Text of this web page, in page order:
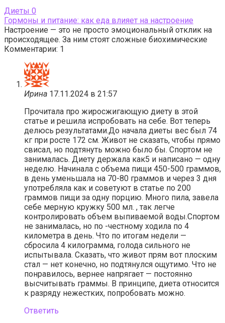
Диеты 0
Гормоны и питание: как еда влияет на настроение
Настроение — это не просто эмоциональный отклик на
происходящее. За ним стоят сложные биохимические
Комментарии: 1
Ирина 17.11.2024 в 21:57
Прочитала про жиросжигающую диету в этой
статье и решила испробовать на себе. Вот теперь
делюсь результатами.До начала диеты вес был 74
кг при росте 172 см. Живот не сказать, чтобы прямо
свисал, но подтянуть можно было бы. Спортом не
занималась. Диету держала как5 и написано — одну
неделю. Начинала с объема пищи 450-500 граммов,
в день уменьшала на 70-80 граммов и через 3 дня
употребляла как и советуют в статье по 200
граммов пищи за одну порцию. Много пила, завела
себе мерную кружку 500 мл. , так легче
контролировать объем выпиваемой воды.Спортом
не занималась, но по -честному ходила по 4
километра в день. Что по итогам недели —
сбросила 4 килограмма, голода сильного не
испытывала. Сказать, что живот прям вот плоским
стал — нет конечно, но подтянулся ощутимо. Что не
понравилось, вернее напрягает — постоянно
высчитывать граммы. В принципе, диета относится
к разряду нежестких, попробовать можно.
Ответить